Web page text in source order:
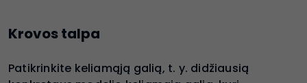
Krovos talpa
Patikrinkite keliamąją galią, t. y. didžiausią